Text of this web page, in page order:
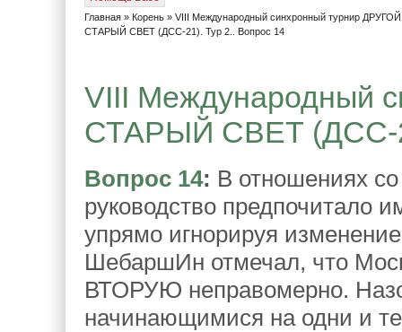
Главная » Корень » VIII Международный синхронный турнир
СТАРЫЙ СВЕТ (ДСС-21). Тур 2.. Вопрос 14
VIII Международный
СТАРЫЙ СВЕТ (ДСС-
Вопрос 14: В отношениях
руководство предпочитало
упрямо игнорируя
ШебаршИн отмечал, что
ВТОРУЮ неправомерно.
начинающимися на одни и те